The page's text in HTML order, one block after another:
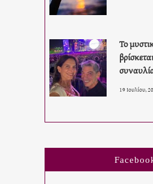
Το
19 Ιουλίου,